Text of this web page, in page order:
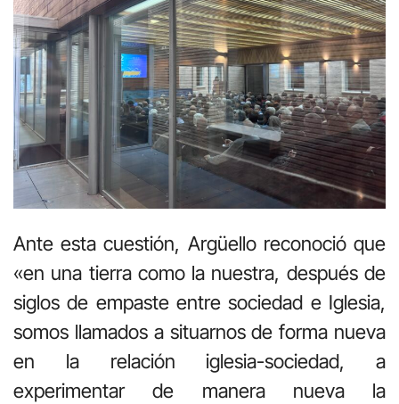
Ante esta cuestión, Argüello reconoció que
«en una tierra como la nuestra, después de
siglos de empaste entre sociedad e Iglesia,
somos llamados a situarnos de forma nueva
en la relación iglesia-sociedad, a
experimentar de manera nueva la